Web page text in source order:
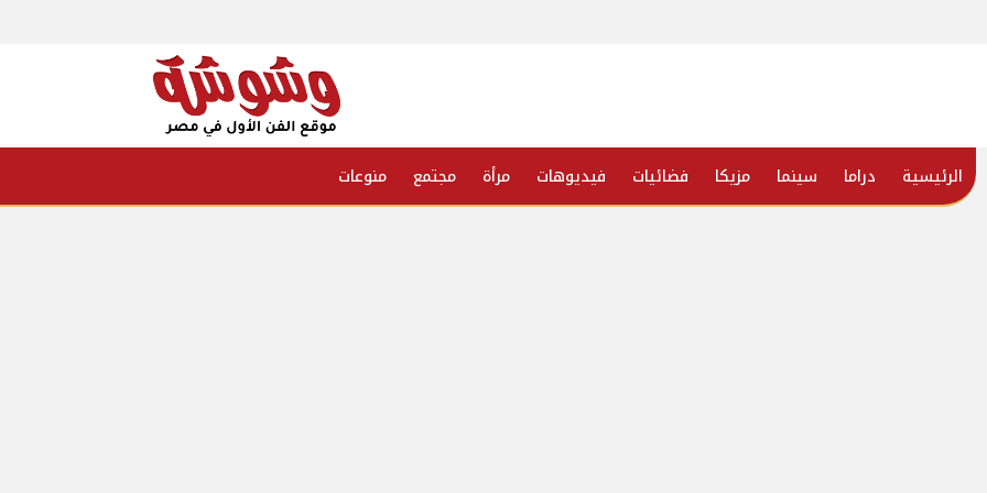
الرئيسية دراما سينما مزيكا فضائيات فيديوهات مرأة مجتمع منوعات